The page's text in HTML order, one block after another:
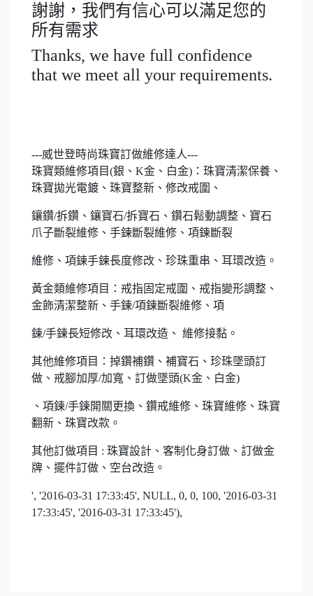
謝謝，我們有信心可以滿足您的
所有需求
Thanks, we have full confidence
that we meet all your requirements.
---威世登時尚珠寶訂做維修達人---
珠寶類維修項目(銀、K金、白金)：珠寶清潔保養、
珠寶拋光電鍍、珠寶整新、修改戒圍、
鑲鑽/拆鑽、鑲寶石/拆寶石、鑽石鬆動調整、寶石
爪子斷裂維修、手鍊斷裂維修、項鍊斷裂
維修、項鍊手鍊長度修改、珍珠重串、耳環改造。
黃金類維修項目：戒指固定戒圍、戒指變形調整、
金飾清潔整新、手鍊/項鍊斷裂維修、項
鍊/手鍊長短修改、耳環改造、 維修接黏。
其他維修項目：掉鑽補鑽、補寶石、珍珠墜頭訂
做、戒腳加厚/加寬、訂做墜頭(K金、白金)
、項鍊/手鍊開關更換、鑽戒維修、珠寶維修、珠寶
翻新、珠寶改款。
其他訂做項目 : 珠寶設計、客制化身訂做、訂做金
牌、擺件訂做、空台改造。
', '2016-03-31 17:33:45', NULL, 0, 0, 100, '2016-03-31
17:33:45', '2016-03-31 17:33:45'),